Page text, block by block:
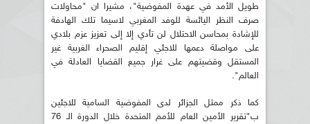
طويل الأمد في عهدة المفوضية"، مشيرا ان "محاولات
صرف النظر اليائسة للوفد المغربي لاسيما تلك الهادفة
للإشادة بمحاسن الاحتلال لن تأدي إلا إلى تعزيز عزم بلادي
على مواصلة دعمها للاجئي إقليم الصحراء الغربية غير
المستقل وقضيتهم على غرار جميع القضايا العادلة في
العالم".
كما ذكر ممثل الجزائر لدى المفوضية السامية للاجئين
ب"تقرير الأمين العام للأمم المتحدة خلال الدورة الـ 76